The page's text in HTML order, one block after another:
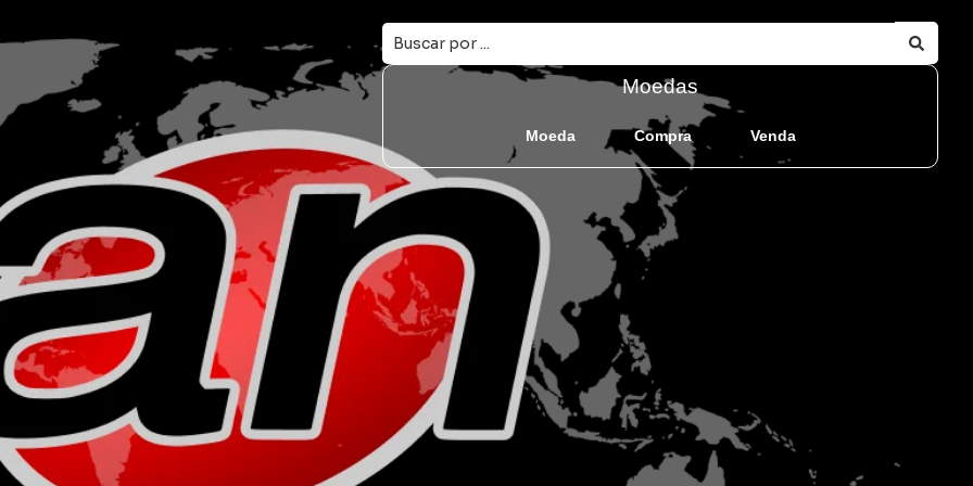
Moedas
Moeda Compra Venda